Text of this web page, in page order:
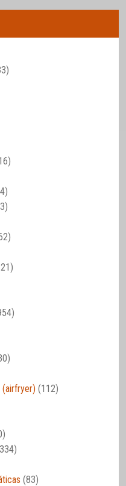
(airfryer) (112)
(83)